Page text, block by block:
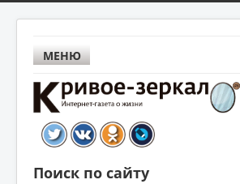
МЕНЮ
Поиск по сайту